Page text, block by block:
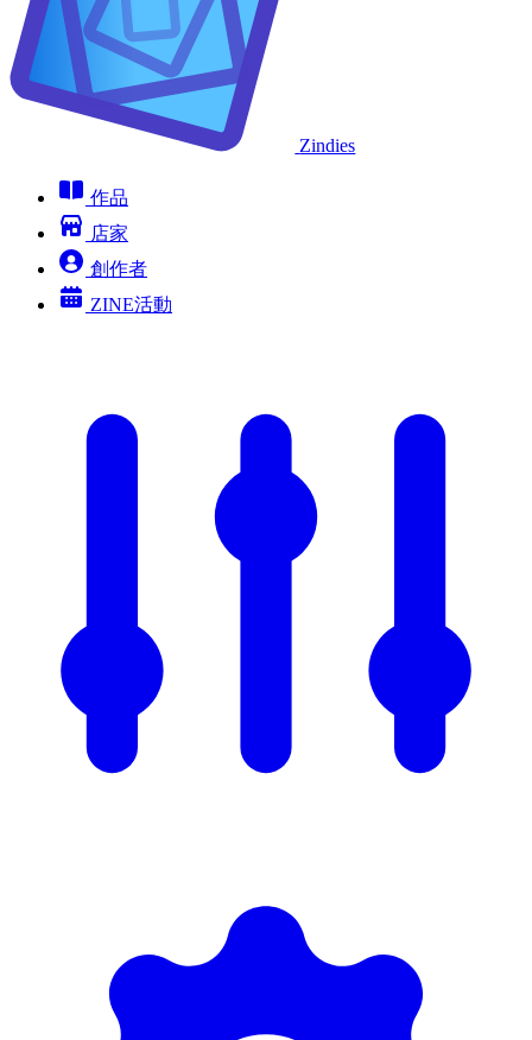
Zindies
作品
店家
創作者
ZINE活動